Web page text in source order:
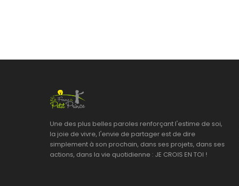
Une des plus belles paroles renforçant l'estime de soi,
la joie de vivre, l'envie de partager est de dire
simplement à son prochain, dans ses projets, dans ses
actions, dans la vie quotidienne : JE CROIS EN TOI !